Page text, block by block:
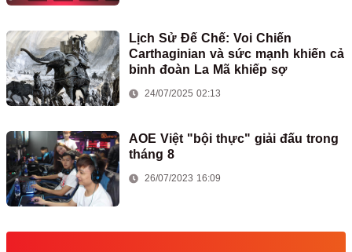
Lịch Sử Đế Chế: Voi Chiến
Carthaginian và sức mạnh khiến cả
binh đoàn La Mã khiếp sợ
24/07/2025 02:13
AOE Việt "bội thực" giải đấu trong
tháng 8
26/07/2023 16:09